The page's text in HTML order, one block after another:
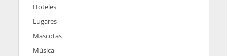
Hoteles
Lugares
Mascotas
Música